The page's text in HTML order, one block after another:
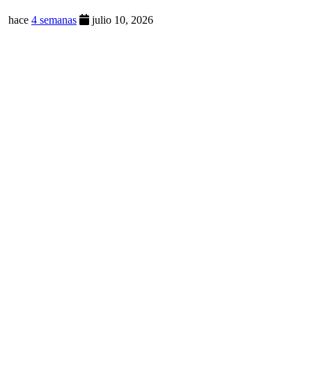
hace 4 semanas julio 10, 2026